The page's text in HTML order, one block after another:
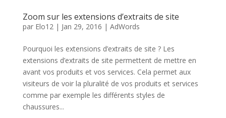
Zoom sur les extensions d’extraits de site
par Elo12| Jan 29, 2016 | AdWords
Pourquoi les extensions d’extraits de site ? Les
extensions d’extraits de site permettent de mettre en
avant vos produits et vos services. Cela permet aux
visiteurs de voir la pluralité de vos produits et services
comme par exemple les différents styles de
chaussures...